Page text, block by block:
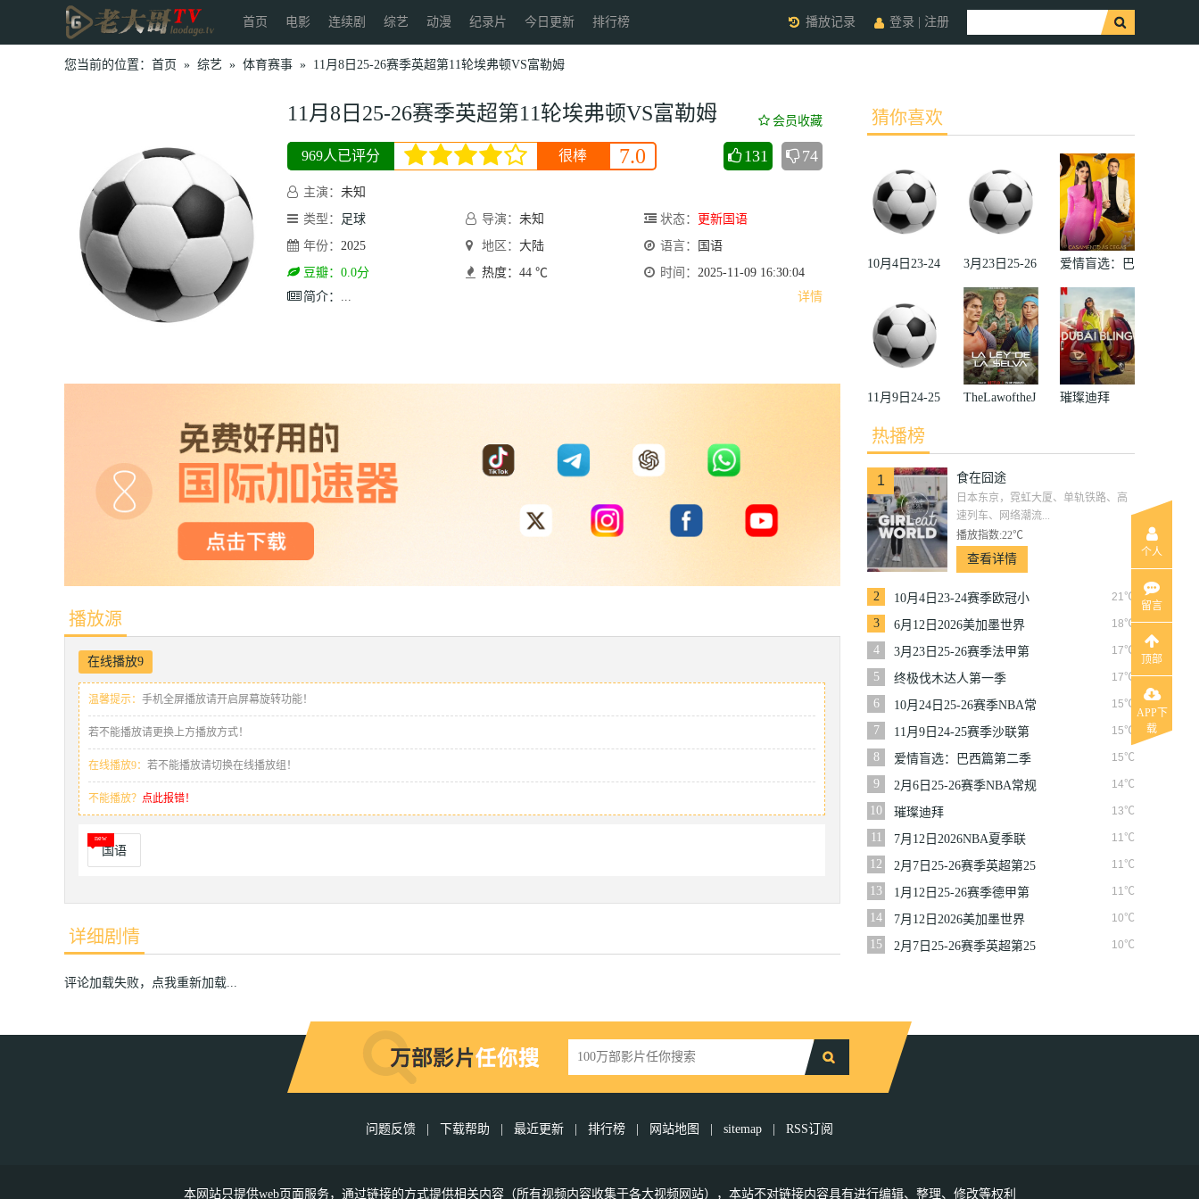
首页 电影 连续剧 综艺 动漫 纪录片 今日更新 排行榜 登录 注册
播放记录
您当前的位置： 首页 » 综艺 » 体育赛事 » 11月8日25-26赛季英超第11轮埃弗顿VS富勒姆
11月8日25-26赛季英超第11轮埃弗顿VS富勒姆 会员收藏
969人已评分 很棒 7.0 131 74
主演： 未知
类型：
足球 导演： 未知 状态：
更新国语
年份： 2025 地区： 大陆 语言：
国语
豆瓣：0.0分
热度：44 ℃ 时间： 2025-11-09 16:30:04
简介：
详情
...
播放源
在线播放9
温馨提示： 手机全屏播放请开启屏幕旋转功能！
若不能播放请更换上方播放方式！
在线播放9： 若不能播放请切换在线播放组！
不能播放？ 点此报错！
国语
详细剧情
评论加载失败，点我重新加载...
猜你喜欢
10月4日23-24
赛第2轮那不
勒斯VS皇家
马德里
3月23日25-26
赛季法甲第27
轮雷恩VS梅
斯
爱情盲选：巴
西篇第二季
11月9日24-25
赛季沙联第10
轮利雅得体育
VS利雅得胜
利
TheLawoftheJ
璀璨迪拜
热播榜
1 食在囧途
日本东京，霓虹大厦、单轨铁路、高
速列车、网络潮流...
播放指数:22℃
查看详情
2 21℃
10月4日23-24赛季欧冠小
组赛第2轮那不勒斯VS皇
家马德里
3 18℃
6月12日2026美加墨世界
杯小组赛韩国VS捷克
4 17℃
3月23日25-26赛季法甲第
27轮雷恩VS梅斯
5 17℃
终极伐木达人第一季
6
15℃
10月24日25-26赛季NBA常
规赛掘金VS勇士
7 15℃
11月9日24-25赛季沙联第
10轮利雅得体育VS利雅得
胜利
8 15℃
爱情盲选：巴西篇第二季
9
14℃
2月6日25-26赛季NBA常规
赛篮网VS魔术
10 13℃
璀璨迪拜
11
11℃
7月12日2026NBA夏季联
赛尼克斯VS马刺
12 11℃
2月7日25-26赛季英超第25
轮伯恩利VS西汉姆联
13 11℃
1月12日25-26赛季德甲第
16轮拜仁慕尼黑VS沃尔夫
斯堡
14 10℃
7月12日2026美加墨世界
杯四分之一决赛挪威VS英
格兰
15 10℃
2月7日25-26赛季英超第25
问题反馈 | 下载帮助 | 最近更新 | 排行榜 | 网站地图 | sitemap | RSS订阅
本网站只提供web页面服务，通过链接的方式提供相关内容（所有视频内容收集于各大视频网站），本站不对链接内容具有进行编辑、整理、修改等权利
个人
留言
顶部
APP下
载